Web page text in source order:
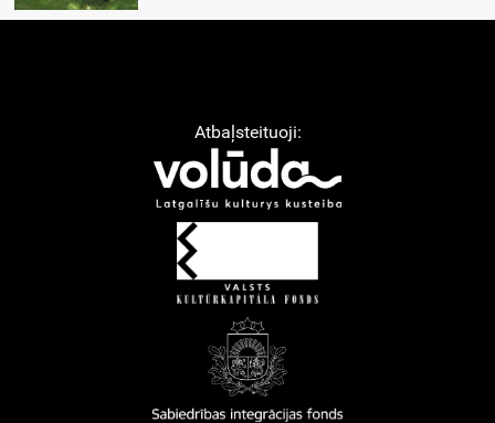
Atbaļsteituoji: